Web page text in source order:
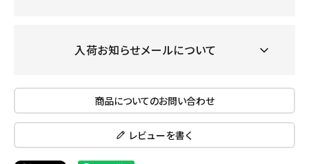
入荷お知らせメールについて
商品についてのお問い合わせ
レビューを書く